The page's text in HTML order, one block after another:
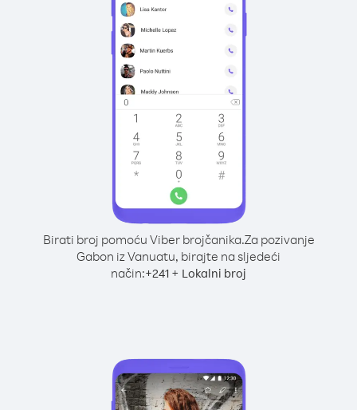
Birati broj pomoću Viber brojčanika.Za pozivanje
Gabon iz Vanuatu, birajte na sljedeći
način:+241 + Lokalni broj